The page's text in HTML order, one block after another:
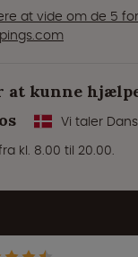
at vide om de 5
at kunne
Vi taler
kl. 8.00 til 20.00.